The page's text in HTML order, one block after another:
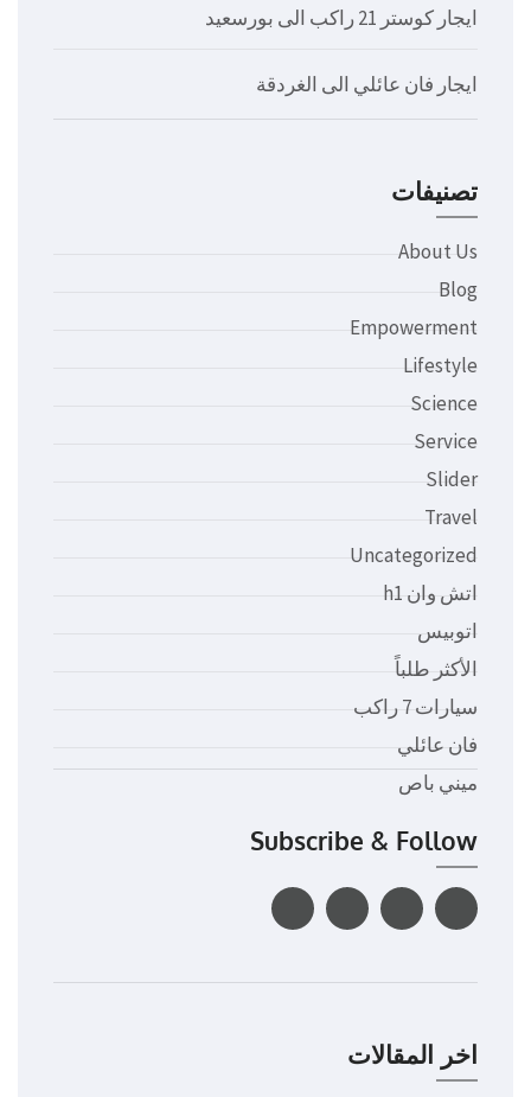
ايجار كوستر 21 راكب الى بورسعيد
ايجار فان عائلي الى الغردقة
تصنيفات
About Us
Blog
Empowerment
Lifestyle
Science
Service
Slider
Travel
Uncategorized
اتش وان h1
اتوبيس
الأكثر طلباً
سيارات 7 راكب
فان عائلي
ميني باص
Subscribe & Follow
اخر المقالات